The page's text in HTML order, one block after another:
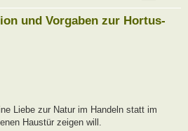
und Vorgaben zur Hortus-
Liebe zur Natur im Handeln statt im
Haustür zeigen will.